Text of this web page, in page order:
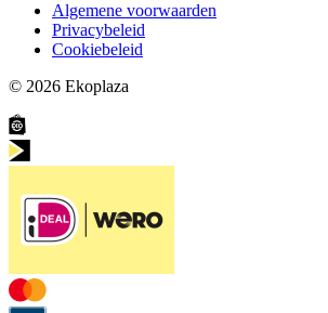
Algemene voorwaarden
Privacybeleid
Cookiebeleid
© 2026 Ekoplaza